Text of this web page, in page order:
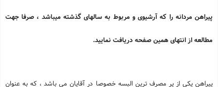
پیراهن مردانه را که آرشیوی و مربوط به سالهای گذشته میباشد ، صرفا جهت
مطالعه از انتهای همین صفحه دریافت نمایید.
پیراهن یکی از پر مصرف ترین البسه خصوصا در آقایان می باشد ، که به عنوان